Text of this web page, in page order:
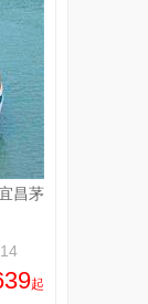
昌茅
起